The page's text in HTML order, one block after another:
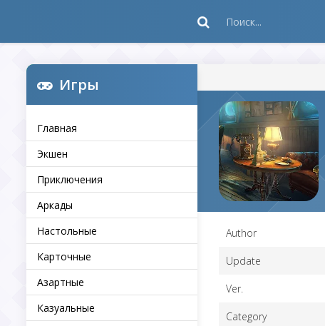
Игры
Главная
Экшен
Приключения
Аркады
Настольные
Карточные
Азартные
Казуальные
Author
Update
Ver.
Category